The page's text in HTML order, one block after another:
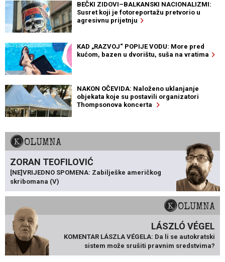
BEČKI ZIDOVI–BALKANSKI NACIONALIZMI:
Susret koji je fotoreportažu pretvorio u
agresivnu prijetnju
KAD „RAZVOJ“ POPIJE VODU: More pred
kućom, bazen u dvorištu, suša na vratima
NAKON OČEVIDA: Naloženo uklanjanje
objekata koje su postavili organizatori
Thompsonova koncerta
KOLUMNA
ZORAN TEOFILOVIĆ
[NE]VRIJEDNO SPOMENA: Zabilješke američkog
skribomana (V)
KOLUMNA
LÁSZLÓ VÉGEL
KOMENTAR LÁSZLA VÉGELA: Da li se autokratski
sistem može srušiti pravnim sredstvima?